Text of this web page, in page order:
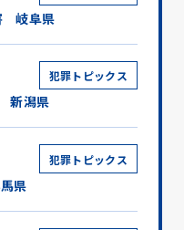
岐阜県
犯罪トピックス
新潟県
犯罪トピックス
県